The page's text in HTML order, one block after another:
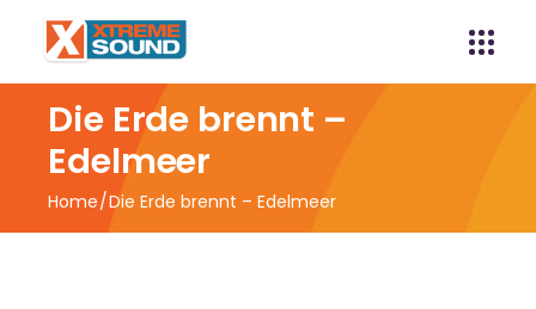
Die Erde brennt –
Edelmeer
Home Die Erde brennt – Edelmeer